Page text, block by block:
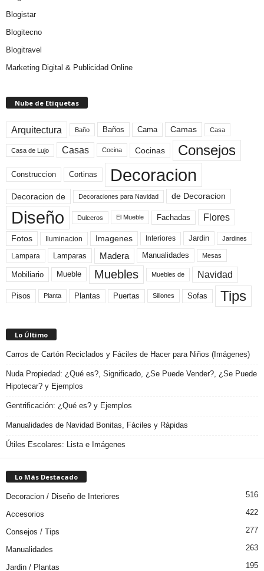
Blogistar
Blogitecno
Blogitravel
Marketing Digital & Publicidad Online
Nube de Etiquetas
Arquitectura Baño Baños Cama Camas Casa
Casa de Lujo Casas Cocina Cocinas Consejos
Construccion Cortinas Decoracion
Decoracion de Decoraciones para Navidad de Decoracion
Diseño Dulceros El Mueble Fachadas Flores
Fotos Iluminacion Imagenes Interiores Jardin Jardines
Lampara Lamparas Madera Manualidades Mesas
Mobiliario Mueble Muebles Muebles de Navidad
Pisos Planta Plantas Puertas Sillones Sofas Tips
Lo Último
Carros de Cartón Reciclados y Fáciles de Hacer para Niños (Imágenes)
Nuda Propiedad: ¿Qué es?, Significado, ¿Se Puede Vender?, ¿Se Puede
Hipotecar? y Ejemplos
Gentrificación: ¿Qué es? y Ejemplos
Manualidades de Navidad Bonitas, Fáciles y Rápidas
Útiles Escolares: Lista e Imágenes
Lo Más Destacado
Decoracion / Diseño de Interiores 516
Accesorios 422
Consejos / Tips 277
Manualidades 263
Jardin / Plantas 195